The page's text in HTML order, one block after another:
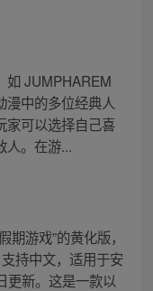
如 JUMPHAREM
漫中的多位经典人
家可以选择自己喜
人。在游...
游戏”的黄化版，
持中文，适用于安
更新。这是一款以